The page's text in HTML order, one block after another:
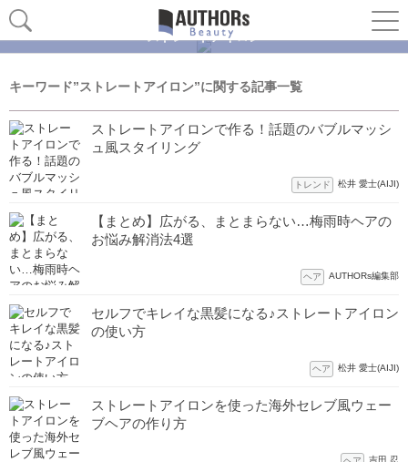
ストレートアイロン
キーワード”ストレートアイロン”に関する記事一覧
ストレートアイロンで作る！話題のバブルマッシ
ュ風スタイリング
トレンド 松井 愛士(AIJI)
【まとめ】広がる、まとまらない…梅雨時ヘアの
お悩み解消法4選
ヘア AUTHORs編集部
セルフでキレイな黒髪になる♪ストレートアイロン
の使い方
ヘア 松井 愛士(AIJI)
ストレートアイロンを使った海外セレブ風ウェー
ブヘアの作り方
吉田 忍